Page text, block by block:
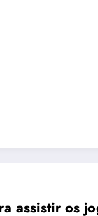
assistir os